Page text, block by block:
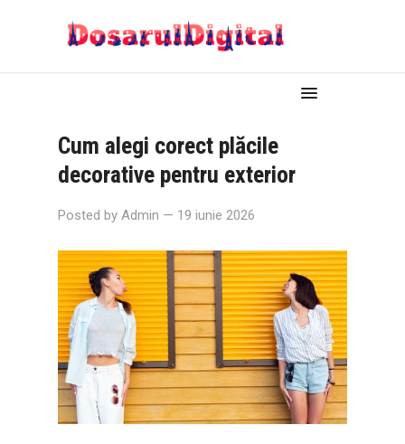
Cum alegi corect plăcile
decorative pentru exterior
Posted by Admin — 19 iunie 2026